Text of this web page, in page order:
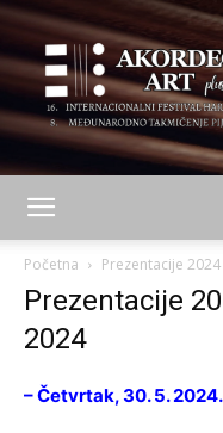
Početna Prezentacije
Prezentacije
2024
– Četvrtak, 30. 5. 2024.